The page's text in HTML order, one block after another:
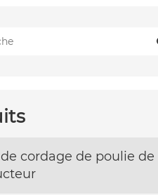
cordage de poulie de